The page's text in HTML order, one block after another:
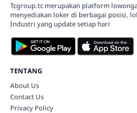
Tcgroup.tc merupakan platform
menyediakan loker di berbagai posisi,
Industri yang update setiap hari
TENTANG
About Us
Contact Us
Privacy Policy